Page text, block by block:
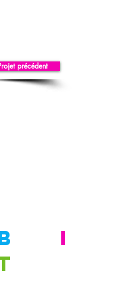
précédent
I